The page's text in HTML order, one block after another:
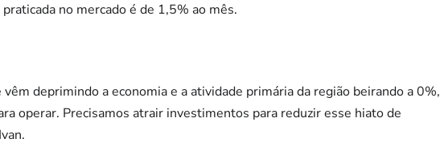
no mercado é de 1,5% ao mês.
vêm deprimindo a economia e a atividade primária da região beirando a 0%,
operar. Precisamos atrair investimentos para reduzir esse hiato de